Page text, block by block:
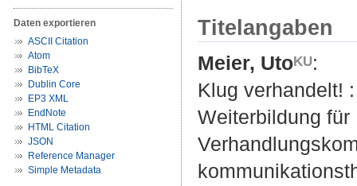
Daten exportieren
ASCII Citation
Atom
BibTeX
Dublin Core
EP3 XML
EndNote
HTML Citation
JSON
Reference Manager
Simple Metadata
Titelangaben
Meier, Uto
:
Klug verhandelt!
Weiterbildung für